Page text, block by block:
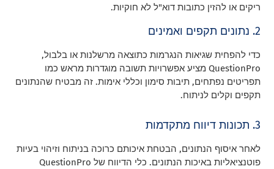
ריקים או להזין כתובות דוא"ל לא חוקיות.
2. נתונים תקפים ואמינים
כדי להפחית שגיאות הנגרמות כתוצאה מרשלנות או בלבול,
QuestionPro מציע אפשרויות תשובה מוגדרות מראש כמו
תפריטים נפתחים, תיבות סימון וכללי אימות. זה מבטיח שהנתונים
תקפים וקלים לניתוח.
3. תכונות דיווח מתקדמות
לאחר איסוף הנתונים, הבטחת איכותם כרוכה בניתוח וזיהוי בעיות
פוטנציאליות באיכות הנתונים. כלי הדיווח של QuestionPro